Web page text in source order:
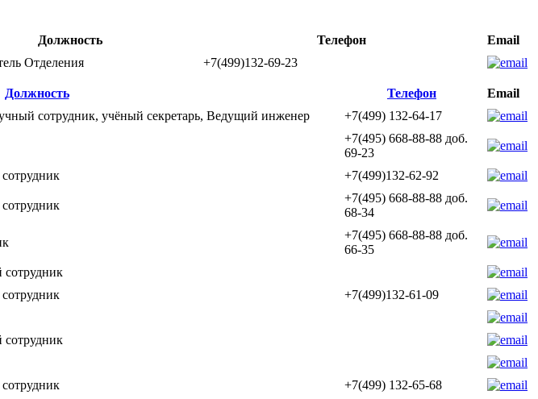
Должность Телефон
Email
Отделения +7(499)132-69-23
Должность Телефон
Email
сотрудник, учёный секретарь, Ведущий инженер +7(499) 132-64-17
+7(495) 668-88-88 доб.
69-23
+7(499)132-62-92
+7(495) 668-88-88 доб.
68-34
+7(495) 668-88-88 доб.
66-35
+7(499)132-61-09
+7(499) 132-65-68